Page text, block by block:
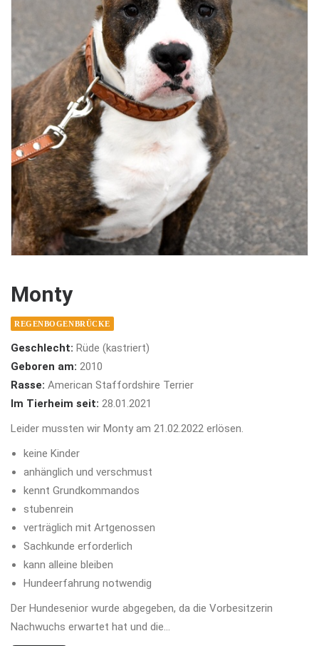
Monty
REGENBOGENBRÜCKE
Geschlecht: Rüde (kastriert)
Geboren am: 2010
Rasse: American Staffordshire Terrier
Im Tierheim seit: 28.01.2021
Leider mussten wir Monty am 21.02.2022 erlösen.
keine Kinder
anhänglich und verschmust
kennt Grundkommandos
stubenrein
verträglich mit Artgenossen
Sachkunde erforderlich
kann alleine bleiben
Hundeerfahrung notwendig
Der Hundesenior wurde abgegeben, da die Vorbesitzerin
Nachwuchs erwartet hat und die…